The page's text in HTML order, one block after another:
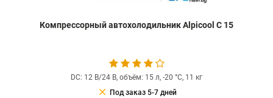
Компрессорный автохолодильник Alpicool C 15
DC: 12 В/24 В, объём: 15 л, -20 °С, 11 кг
clear Под заказ 5-7 дней